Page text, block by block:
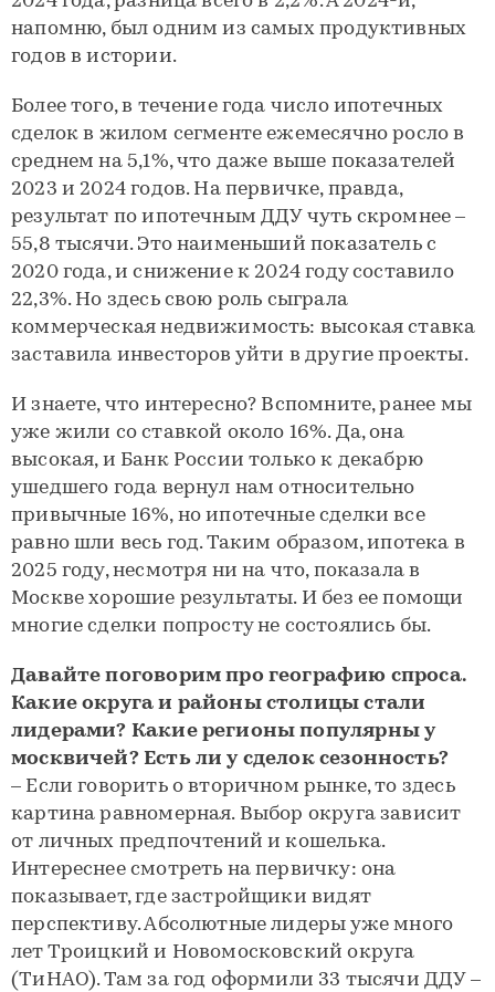
напомню, был одним из самых продуктивных
годов в истории.
Более того, в течение года число ипотечных
сделок в жилом сегменте ежемесячно росло в
среднем на 5,1%, что даже выше показателей
2023 и 2024 годов. На первичке, правда,
результат по ипотечным ДДУ чуть скромнее –
55,8 тысячи. Это наименьший показатель с
2020 года, и снижение к 2024 году составило
22,3%. Но здесь свою роль сыграла
коммерческая недвижимость: высокая ставка
заставила инвесторов уйти в другие проекты.
И знаете, что интересно? Вспомните, ранее мы
уже жили со ставкой около 16%. Да, она
высокая, и Банк России только к декабрю
ушедшего года вернул нам относительно
привычные 16%, но ипотечные сделки все
равно шли весь год. Таким образом, ипотека в
2025 году, несмотря ни на что, показала в
Москве хорошие результаты. И без ее помощи
многие сделки попросту не состоялись бы.
Давайте поговорим про географию спроса.
Какие округа и районы столицы стали
лидерами? Какие регионы популярны у
москвичей? Есть ли у сделок сезонность?
– Если говорить о вторичном рынке, то здесь
картина равномерная. Выбор округа зависит
от личных предпочтений и кошелька.
Интереснее смотреть на первичку: она
показывает, где застройщики видят
перспективу. Абсолютные лидеры уже много
лет Троицкий и Новомосковский округа
(ТиНАО). Там за год оформили 33 тысячи ДДУ –